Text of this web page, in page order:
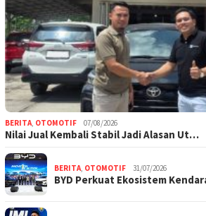
BERITA OTOMOTIF 07/08/2026
Nilai Jual Kembali Stabil Jadi Alasan Ut…
BERITA OTOMOTIF 31/07/2026
BYD Perkuat Ekosistem